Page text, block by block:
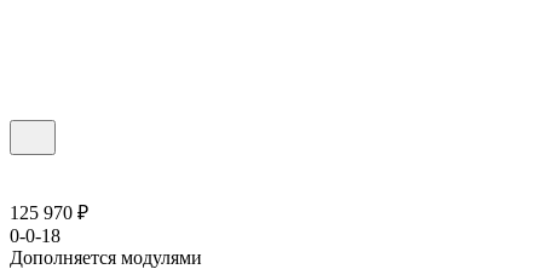
125 970 ₽
0-0-18
Дополняется модулями